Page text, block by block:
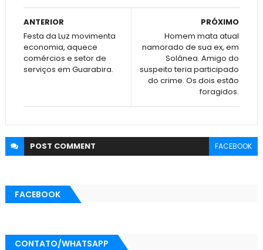
PRÓXIMO
Homem mata atual
namorado de sua ex, em
Solânea. Amigo do
suspeito teria participado
do crime. Os dois estão
foragidos.
ANTERIOR
Festa da Luz movimenta
economia, aquece
comércios e setor de
serviços em Guarabira.
POST COMMENT FACEBOOK
FACEBOOK
CONTATO/WHATSAPP